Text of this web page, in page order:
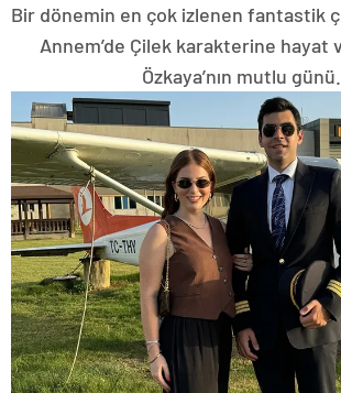
Bir dönemin en çok izlenen fantastik
Annem’de Çilek karakterine hayat
Özkaya’nın mutlu günü…